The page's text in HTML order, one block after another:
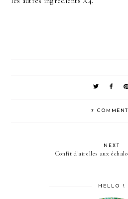
7
NEXT
Confit d'airelles aux
HELLO !